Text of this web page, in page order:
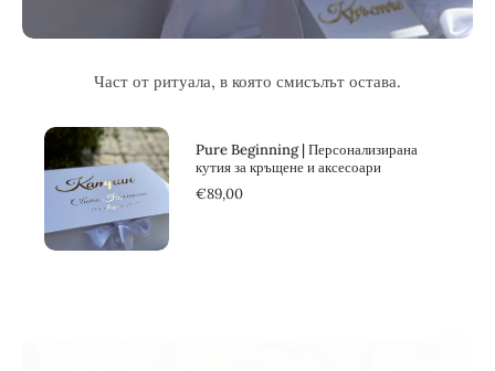
Част от ритуала, в която смисълът остава.
Pure Beginning | Персонализирана
кутия за кръщене и аксесоари
€89,00